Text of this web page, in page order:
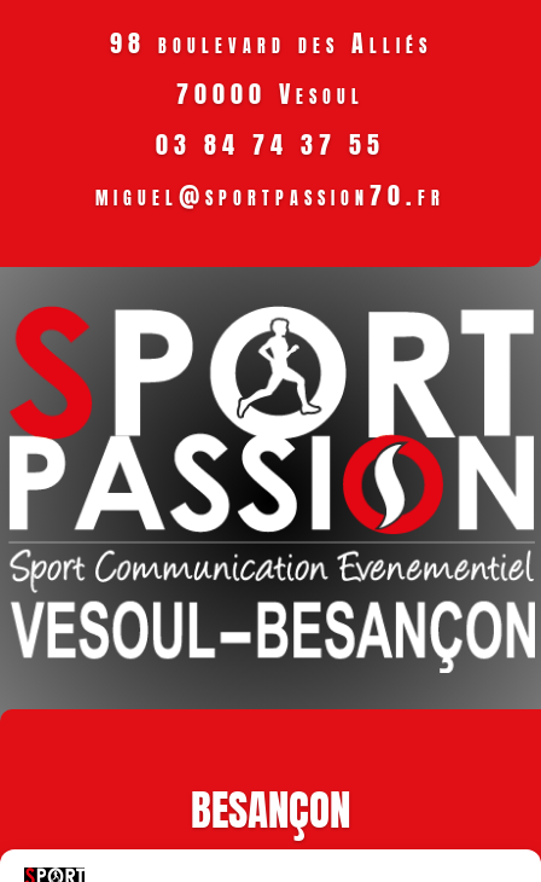
98 boulevard des Alliés
70000 Vesoul
03 84 74 37 55
miguel@sportpassion70.fr
BESANÇON